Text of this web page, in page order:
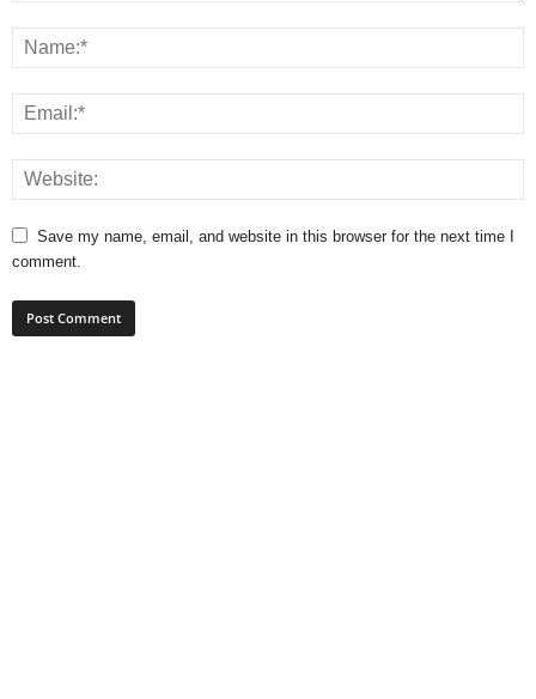
Save my name, email, and website in this browser for the next time I
comment.